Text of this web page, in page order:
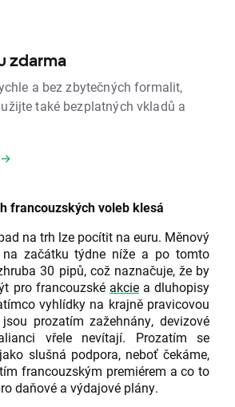
zdarma
a bez zbytečných formalit,
také bezplatných vkladů a
francouzských voleb klesá
na trh lze pocítit na euru. Měnový
na začátku týdne níže a po tomto
30 pipů, což naznačuje, že by
pro francouzské akciea dluhopisy
vyhlídky na krajně pravicovou
prozatím zažehnány, devizové
vřele nevítají. Prozatím se
slušná podpora, neboť čekáme,
francouzským premiérem a co to
daňové a výdajové plány.